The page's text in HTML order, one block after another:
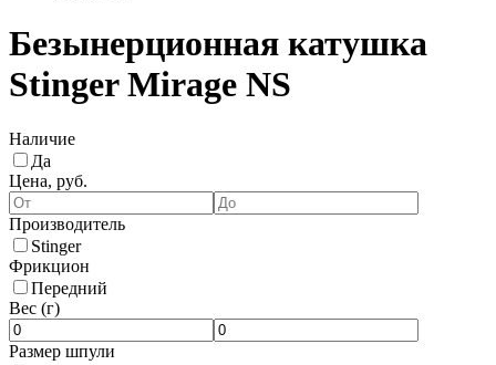
Безынерционная катушка
Stinger Mirage NS
Наличие
Да
Цена, руб.
Производитель
Stinger
Фрикцион
Передний
Вес (г)
Размер шпули